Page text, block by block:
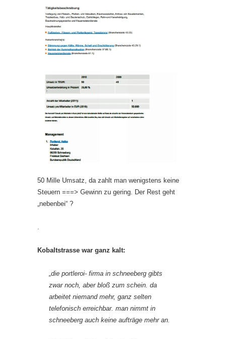
50 Mille Umsatz, da zahlt man wenigstens keine
Steuern ===> Gewinn zu gering. Der Rest geht
„nebenbei“ ?
.
Kobaltstrasse war ganz kalt:
„die portleroi- firma in schneeberg gibts
zwar noch, aber bloß zum schein. da
arbeitet niemand mehr, ganz selten
telefonisch erreichbar. man nimmt in
schneeberg auch keine aufträge mehr an.